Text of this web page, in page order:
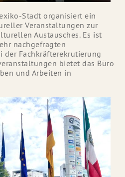
Stadt organisiert ein
Veranstaltungen zur
Austausches. Es ist
nachgefragten
der Fachkräfterekrutierung
bietet das Büro
und Arbeiten in